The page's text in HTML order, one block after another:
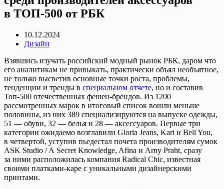
в ТОП-500 от РБК
10.12.2024
Дизайн
Взявшись изучать российский модный рынок РБК, даром что
его аналитикам не привыкать, практически объял необъятное,
не только высветив основные точки роста, проблемы,
тенденции и тренды в специальном отчете, но и составив
Топ-500 отечественных фешен-брендов. Из 1200
рассмотренных марок в итоговый список вошли меньше
половины, из них 389 специализируются на выпуске одежды,
51 — обуви, 32 — белья и 28 — аксессуаров. Первые три
категории ожидаемо возглавили Gloria Jeans, Kari и Bell You,
в четвертой, уступив пьедестал почета производителям сумок
ASK Studio / A Secret Knowledge, Afina и Arny Praht, сразу
за ними расположилась компания Radical Chic, известная
своими платками-каре с уникальными дизайнерскими
принтами.